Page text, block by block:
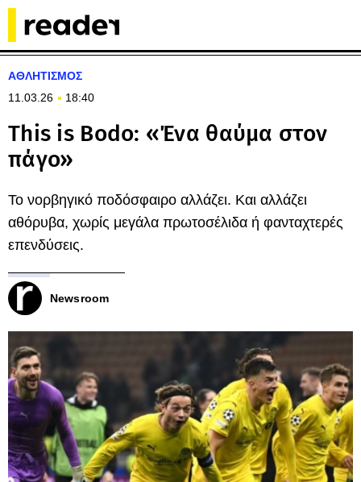
ΑΘΛΗΤΙΣΜΟΣ
11.03.26
18:40
This is Bodo: «Ένα θαύμα στον
πάγο»
Το νορβηγικό ποδόσφαιρο αλλάζει. Και αλλάζει
αθόρυβα, χωρίς μεγάλα πρωτοσέλιδα ή φανταχτερές
επενδύσεις.
Newsroom